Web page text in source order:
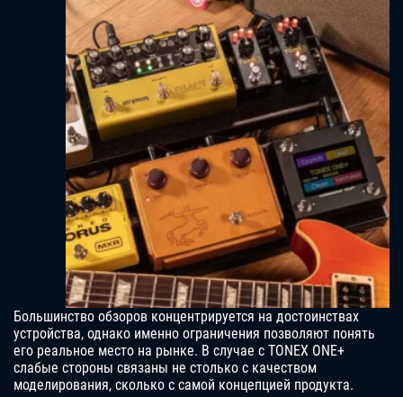
Большинство обзоров концентрируется на достоинствах
устройства, однако именно ограничения позволяют понять
его реальное место на рынке. В случае с TONEX ONE+
слабые стороны связаны не столько с качеством
моделирования, сколько с самой концепцией продукта.